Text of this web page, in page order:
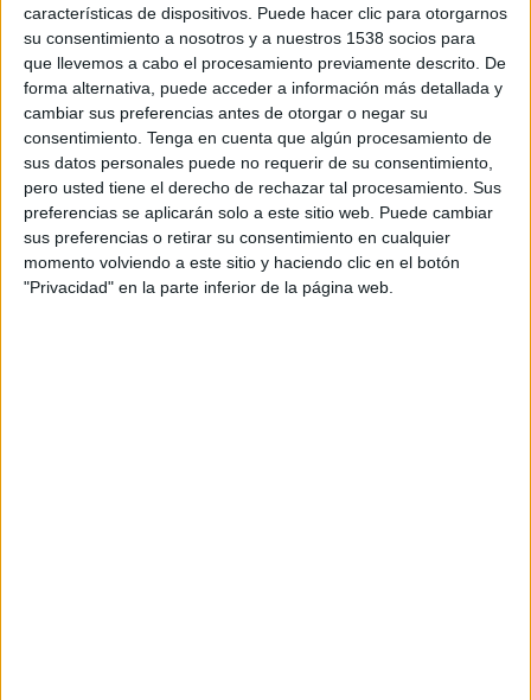
características de dispositivos. Puede hacer clic para otorgarnos
su consentimiento a nosotros y a nuestros 1538 socios para
que llevemos a cabo el procesamiento previamente descrito. De
forma alternativa, puede acceder a información más detallada y
cambiar sus preferencias antes de otorgar o negar su
consentimiento. Tenga en cuenta que algún procesamiento de
sus datos personales puede no requerir de su consentimiento,
pero usted tiene el derecho de rechazar tal procesamiento. Sus
preferencias se aplicarán solo a este sitio web. Puede cambiar
sus preferencias o retirar su consentimiento en cualquier
momento volviendo a este sitio y haciendo clic en el botón
"Privacidad" en la parte inferior de la página web.
¿Cuáles son sus referentes femeninos y
masculinos en el sector?
Es difícil decidirse, he tenido varios a lo largo de
mi carrera. Este es un sector lleno de talento, y la
clave está en saber encontrarlos y aprender e
inspirarse en cada ocasión.
¿En quién te inspiras?En mis padres. Ellos me
lo han dado todo y han sido un ejemplo para mí
siempre. Su dedicación, trabajo duro y valores me